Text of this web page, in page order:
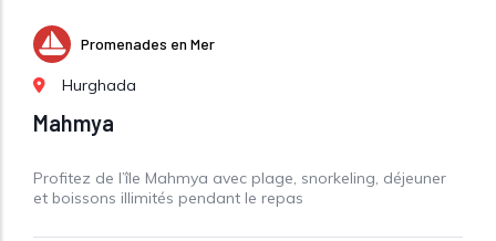
Promenades en Mer
Hurghada
Mahmya
Profitez de l’île Mahmya avec plage, snorkeling, déjeuner
et boissons illimités pendant le repas